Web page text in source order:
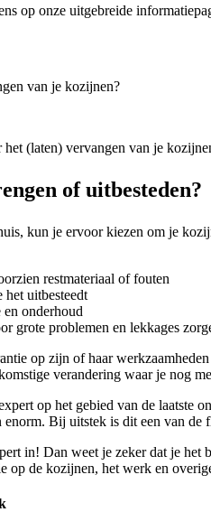
op onze uitgebreide
van je kozijnen?
(laten) vervangen van je
of uitbesteden?
kun je ervoor kiezen om je
restmateriaal of fouten
het uitbesteedt
onderhoud
grote problemen en lekkages
op zijn of haar
verandering waar je nog
op het gebied van de
Bij uitstek is dit een van
in! Dan weet je zeker dat je
de kozijnen, het werk en